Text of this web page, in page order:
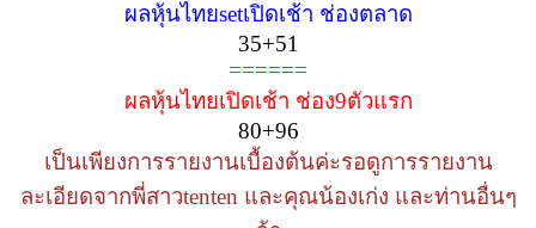
ผลหุ้นไทยsetเปิดเช้า ช่องตลาด
35+51
======
ผลหุ้นไทยเปิดเช้า ช่อง9ตัวแรก
80+96
เป็นเพียงการรายงานเบื้องต้นค่ะรอดูการรายงาน
ละเอียดจากพี่สาวtenten และคุณน้องเก่ง และท่านอื่นๆ